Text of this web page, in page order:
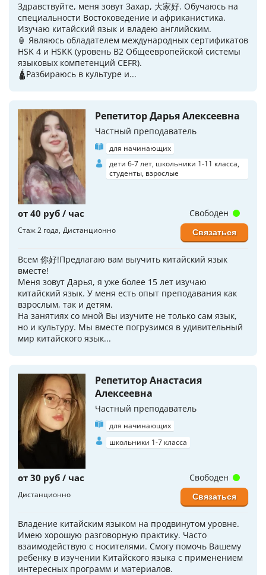
Здравствуйте, меня зовут Захар, 大家好. Обучаюсь на
специальности Востоковедение и африканистика.
Изучаю китайский язык и владею английским.
🏮 Являюсь обладателем международных сертификатов
HSK 4 и HSKK (уровень B2 Общеевропейской системы
языковых компетенций CEFR).
🛕Разбираюсь в культуре и...
Репетитор Дарья Алексеевна
Частный преподаватель
для начинающих
дети 6-7 лет, школьники 1-11 класса,
студенты, взрослые
от 40 руб / час
Стаж 2 года Дистанционно
Всем 你好!Предлагаю вам выучить китайский язык
вместе!
Меня зовут Дарья, я уже более 15 лет изучаю
китайский язык. У меня есть опыт преподавания как
взрослым, так и детям.
На занятиях со мной Вы изучите не только сам язык,
но и культуру. Мы вместе погрузимся в удивительный
мир китайского язык...
Свободен
Связаться
Репетитор Анастасия
Алексеевна
Частный преподаватель
для начинающих
школьники 1-7 класса
от 30 руб / час
Дистанционно
Владение китайским языком на продвинутом уровне.
Имею хорошую разговорную практику. Часто
взаимодействую с носителями. Смогу помочь Вашему
ребенку в изучении Китайского языка с применением
интересных программ и материалов.
Свободен
Связаться